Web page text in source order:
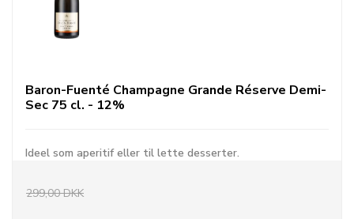
Baron-Fuenté Champagne Grande Réserve Demi-
Sec 75 cl. - 12%
Ideel som aperitif eller til lette desserter.
299,00 DKK